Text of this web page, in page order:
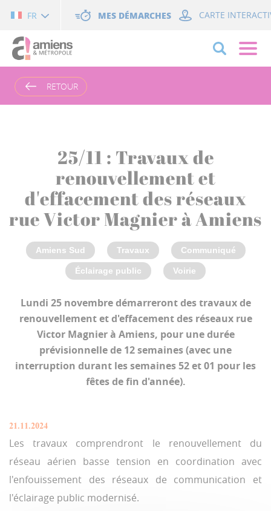
FR MES DÉMARCHES CARTE
RETOUR
25/11 : Travaux de
renouvellement et
d'effacement des réseaux
rue Victor Magnier à Amiens
Amiens Sud Travaux Communiqué
Éclairage public Voirie
Lundi 25 novembre démarreront des travaux de
renouvellement et d'effacement des réseaux rue
Victor Magnier à Amiens, pour une durée
prévisionnelle de 12 semaines (avec une
interruption durant les semaines 52 et 01 pour les
fêtes de fin d'année).
21.11.2024
Les travaux comprendront le renouvellement du
réseau aérien basse tension en coordination avec
l'enfouissement des réseaux de communication et
l'éclairage public modernisé.